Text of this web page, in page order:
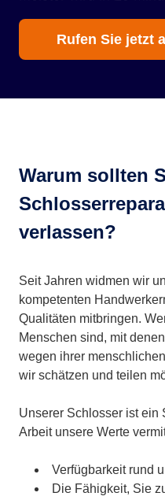
Rufen Sie jetzt
Warum sollten
verlassen?
Seit Jahren widmen wir
kompetenten
Qualitäten mitbringen.
Menschen sind, mit
wegen ihrer
wir schätzen und teilen
Unserer Schlosser ist ein
Arbeit unsere Werte
Verfügbarkeit rund
Die Fähigkeit, Sie